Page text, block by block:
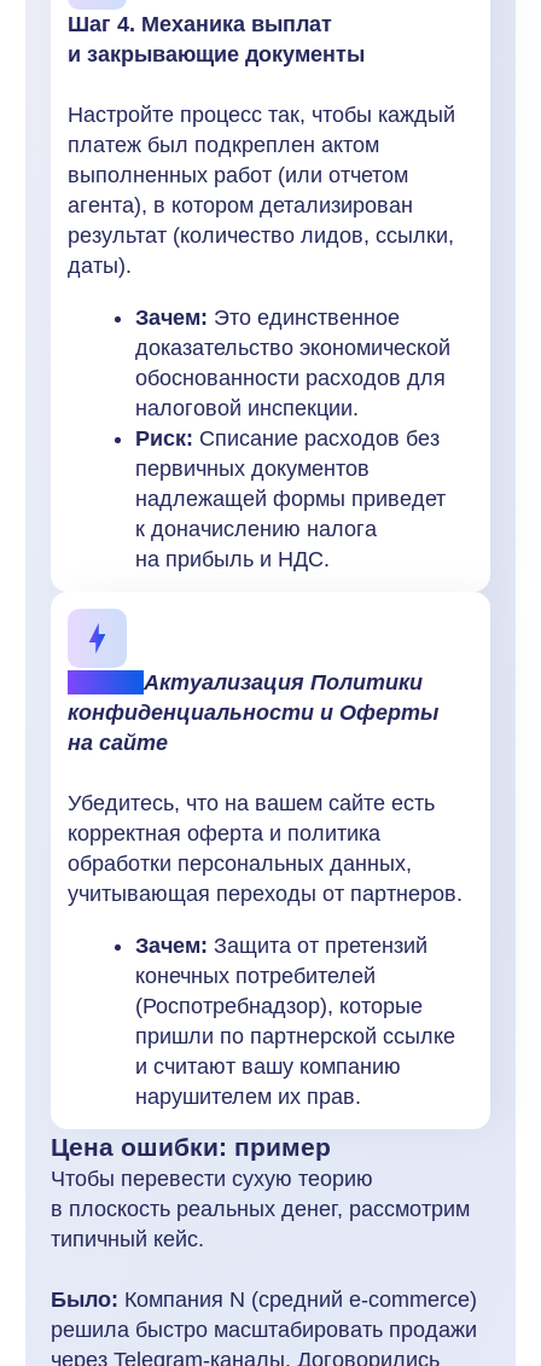
Штатный специалист отлично справляется
с типовыми хозяйственными вопросами
компании. Однако партнерский маркетинг имеет
плательщиков НПД, специфика агентских схем
в CPA-сетях.
Попытка штатного юриста с нуля погрузиться
в эту тему, изучить свежую практику ФАС
и ФНС, а затем составить корректные шаблоны,
отнимет недели рабочего времени.
Стоимость этого месяца работы специалиста,
одной-единственной ошибки многократно
превышают стоимость делегирования этой
задачи профильным экспертам.
Смотреть другие статьи
сервиса и подарки:
Демонстрацию возможностей сервиса
YouRich Бизнес
Бесплатный доступ к сервису на 7 дней
настроит партнерскую программу
Консультацию с маркетологом
по стратегии продвижения вашей
партнерской/реферальной программы